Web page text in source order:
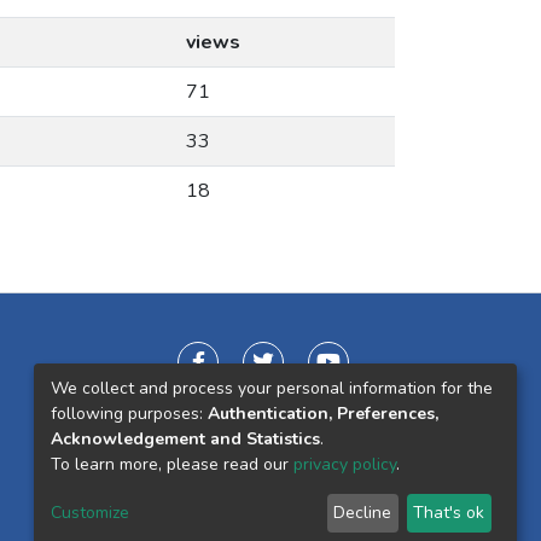
views
71
33
18
We collect and process your personal information for the
following purposes: Authentication, Preferences,
Acknowledgement and Statistics.
To learn more, please read our privacy policy.
Customize Decline That's ok